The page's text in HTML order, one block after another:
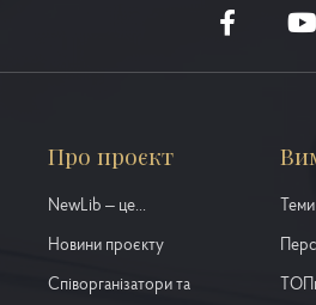
Про проєкт
NewLib – це...
Новини проєкту
Співорганізатори та
Теми